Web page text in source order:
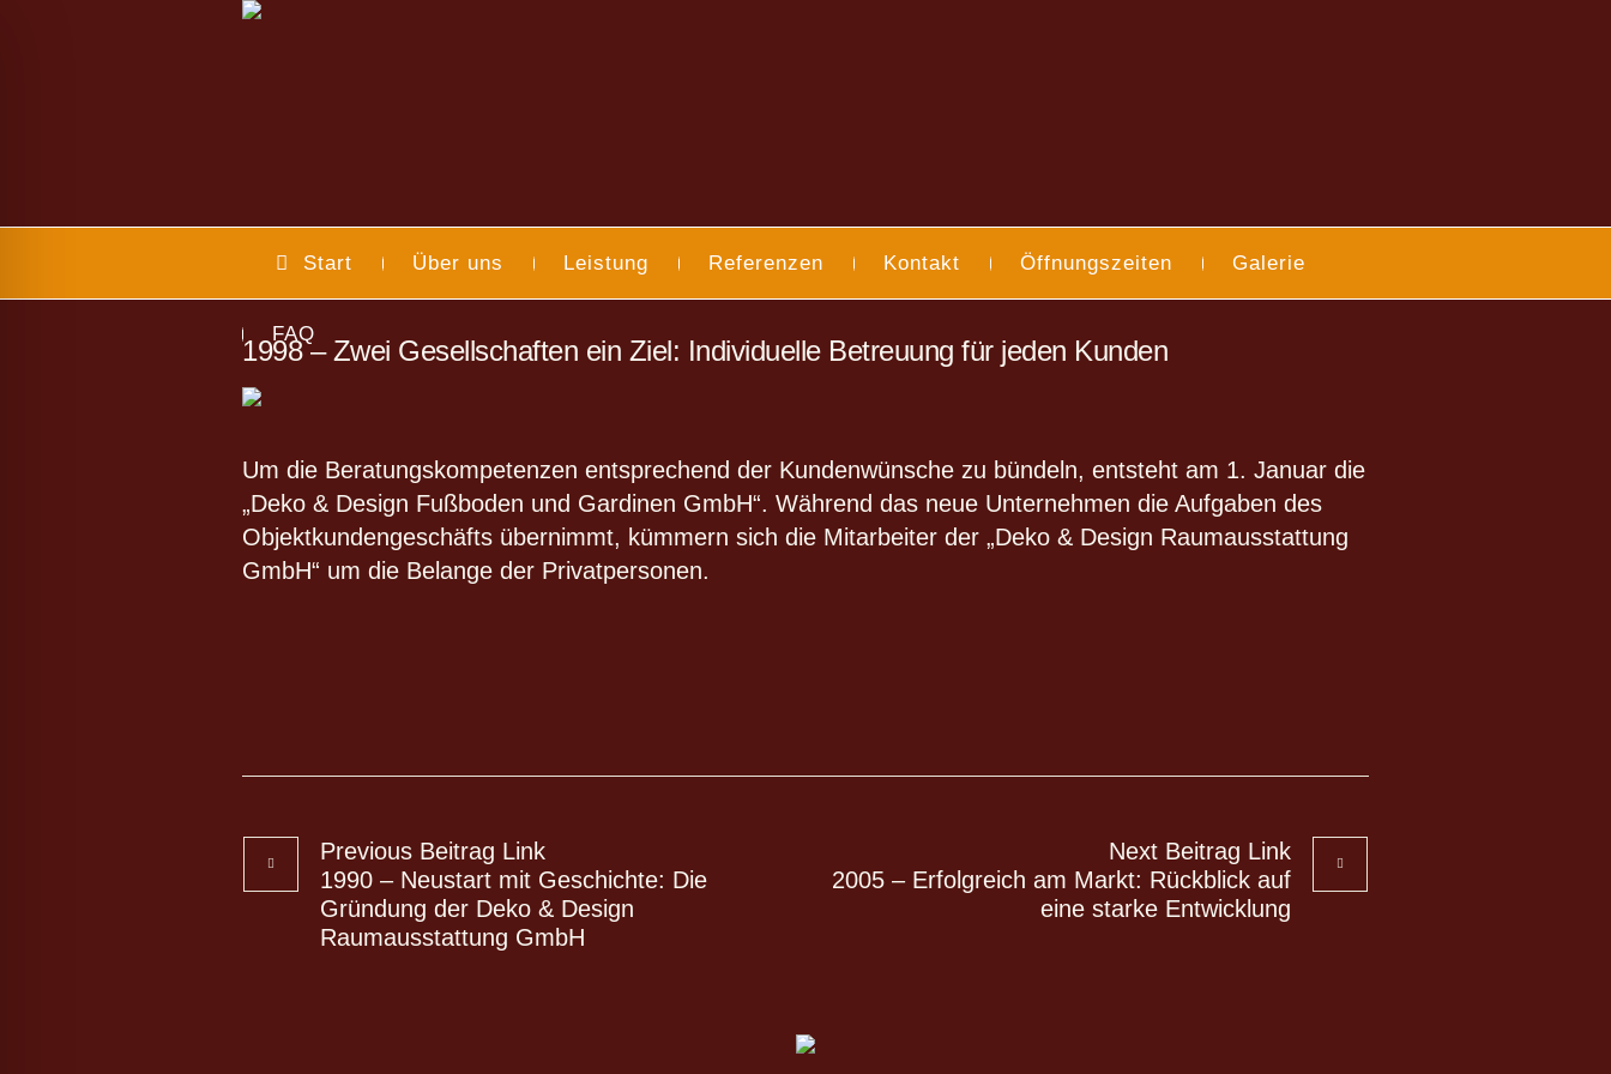
Start Über uns Leistung Referenzen Kontakt Öffnungszeiten Galerie
FAQ
1998 – Zwei Gesellschaften ein Ziel: Individuelle Betreuung für jeden Kunden
Um die Beratungskompetenzen entsprechend der Kundenwünsche zu bündeln, entsteht am 1. Januar die
„Deko & Design Fußboden und Gardinen GmbH“. Während das neue Unternehmen die Aufgaben des
Objektkundengeschäfts übernimmt, kümmern sich die Mitarbeiter der „Deko & Design Raumausstattung
GmbH“ um die Belange der Privatpersonen.
Previous Beitrag Link
1990 – Neustart mit Geschichte: Die
Gründung der Deko & Design
Raumausstattung GmbH
Next Beitrag Link
2005 – Erfolgreich am Markt: Rückblick auf
eine starke Entwicklung